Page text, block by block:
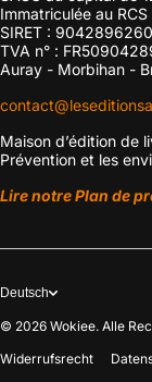
Immatriculée au
SIRET :
TVA n° :
Auray - Morbihan -
Maison d’édition de
Prévention et les
Lire notre Plan de
Deutsch
© 2026 Wokiee. Alle
Widerrufsrecht